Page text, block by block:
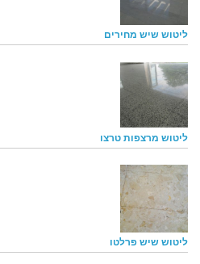
ליטוש שיש מחירים
ליטוש מרצפות טרצו
ליטוש שיש פרלטו